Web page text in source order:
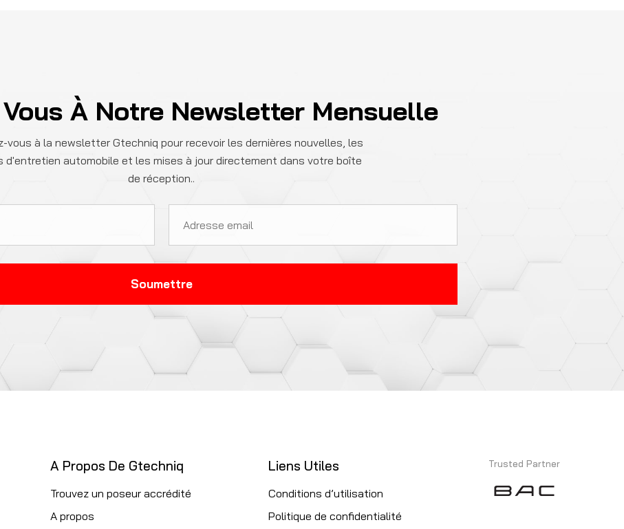
À Notre Newsletter Mensuelle
vous à la newsletter Gtechniq pour recevoir les dernières nouvelles, les
d'entretien automobile et les mises à jour directement dans votre boîte
de réception..
A Propos De Gtechniq
Trouvez un poseur accrédité
A propos
Liens Utiles
Conditions d’utilisation
Politique de confidentialité
Trusted Partner